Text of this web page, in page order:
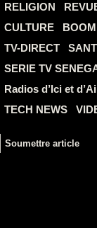
RELIGION
CULTURE
TV-DIRECT
SERIE TV
Radios d’Ici et
TECH NEWS
Soumettre article